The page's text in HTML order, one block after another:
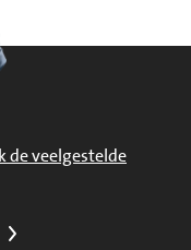
de veelgestelde